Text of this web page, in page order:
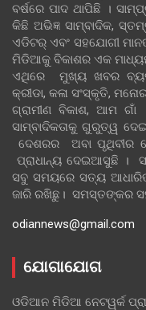
ବର୍ଷରେ ପାଦ ଥାପିଛି ।
କିଛି ଅଭିଜ୍ଞ ସାମ୍ବାଦିକ,
ଏଡିଟର୍ ଏବଂ ସହଯୋଗୀ
ମିଡିଆକୁ ବିକାଶର ଏକ
ଏଥିରେ ମୁଖ୍ୟ ଖବର
କ୍ରୀଡା, କଳା ସଂସ୍କୃତି,
ଗ୍ରାମୀଣ ବିକାଶ, ଆମ
ସାମ୍ବାଦିକତାକୁ ଗୁରୁତ୍ୱ
ଦେଶରର ଅବା
ପ୍ରାଧାନ୍ୟ ଦେଇଆସୁଛି ।
ସବୁ ସମୟରେ ସତ୍ୟ
ଜାରି ରଖିଛୁ। ସମସ୍ତଙ୍କର
odiannews@gmail.com
ଯୋଗାଯୋଗ
ଓଡିଆନ ମିଡିଆ ନେଟୱର୍କ